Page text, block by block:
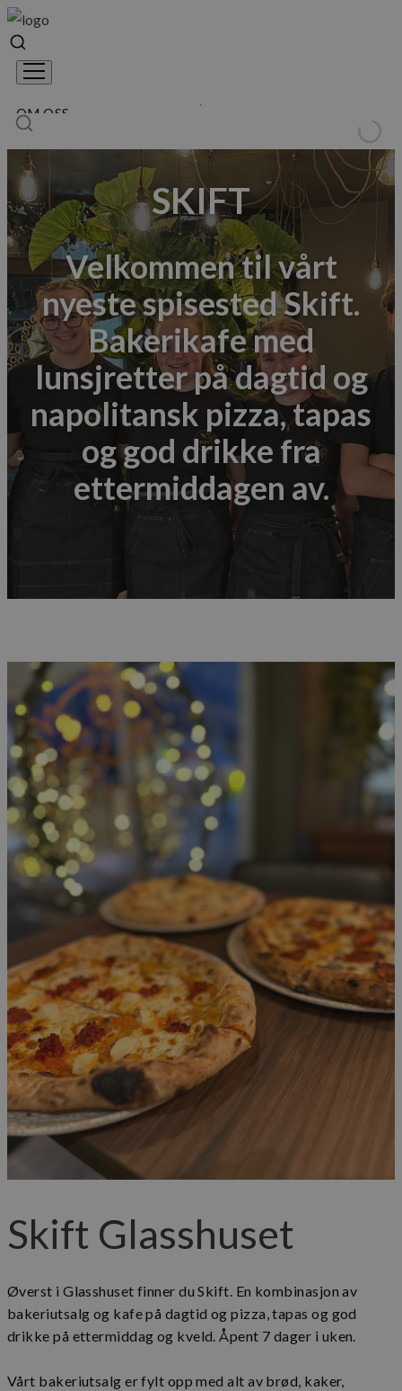
OM OSS
Våre bakeriutsalg
Skift
LEDIGE STILLINGER
PROFFKUNDER
KONTAKT OSS
NETTBUTIKK
Handlekurv
SKIFT
Velkommen til vårt
nyeste spisested Skift.
Bakerikafe med
lunsjretter på dagtid og
napolitansk pizza, tapas
og god drikke fra
ettermiddagen av.
Skift Glasshuset
Øverst i Glasshuset finner du Skift. En kombinasjon av
bakeriutsalg og kafe på dagtid og pizza, tapas og god
drikke på ettermiddag og kveld. Åpent 7 dager i uken.
Vårt bakeriutsalg er fylt opp med alt av brød, kaker,